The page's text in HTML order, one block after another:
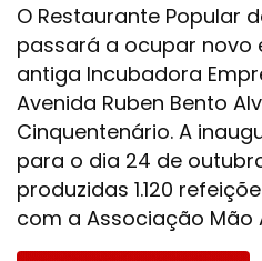
O Restaurante Popular
passará a ocupar novo
antiga Incubadora
Avenida Ruben Bento
Cinquentenário. A
para o dia 24 de
produzidas 1.120
com a Associação Mão